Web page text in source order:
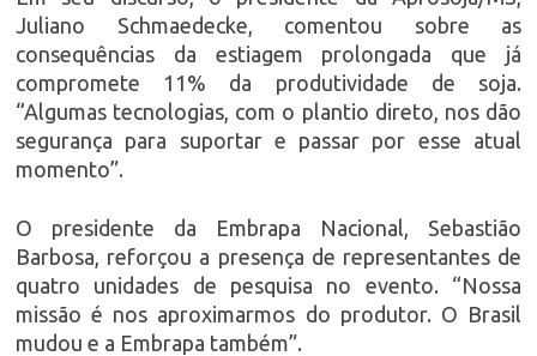
Juliano Schmaedecke, comentou sobre as
consequências da estiagem prolongada que já
compromete 11% da produtividade de soja.
“Algumas tecnologias, com o plantio direto, nos dão
segurança para suportar e passar por esse atual
momento”.
O presidente da Embrapa Nacional, Sebastião
Barbosa, reforçou a presença de representantes de
quatro unidades de pesquisa no evento. “Nossa
missão é nos aproximarmos do produtor. O Brasil
mudou e a Embrapa também”.